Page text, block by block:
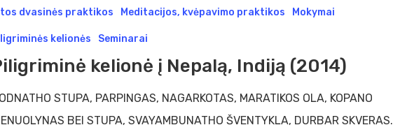
dvasinės praktikos Meditacijos, kvėpavimo praktikos Mokymai
kelionės Seminarai
kelionė į Nepalą, Indiją (2014)
STUPA, PARPINGAS, NAGARKOTAS, MARATIKOS OLA, KOPANO
BEI STUPA, SVAYAMBUNATHO ŠVENTYKLA, DURBAR SKVERAS.